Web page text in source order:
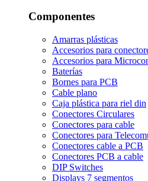
Componentes
Amarras plásticas
Accesorios para
Accesorios para
Baterías
Bornes para PCB
Cable plano
Caja plástica para riel din
Conectores Circulares
Conectores para cable
Conectores para
Conectores cable a PCB
Conectores PCB a cable
DIP Switches
Displays 7 segmentos